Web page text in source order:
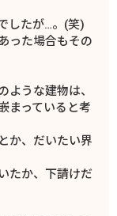
したが…。(笑)
った場合もその
ような建物は、
まっていると考
か、だいたい界
たか、下請けだ